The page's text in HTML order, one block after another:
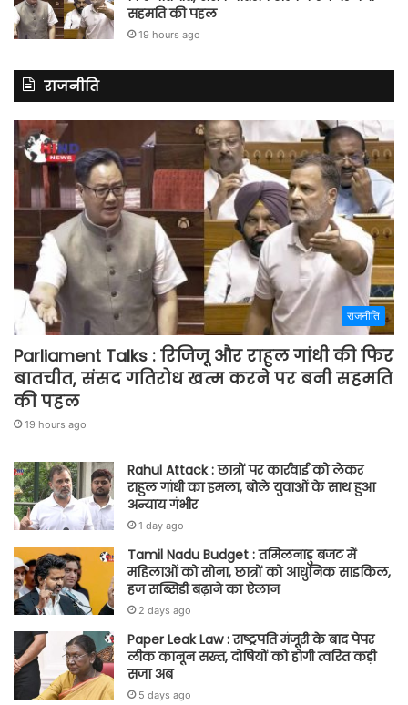
सहमति की पहल
19 hours ago
राजनीति
राजनीति
Parliament Talks : रिजिजू और राहुल गांधी की फिर
बातचीत, संसद गतिरोध खत्म करने पर बनी सहमति
की पहल
19 hours ago
Rahul Attack : छात्रों पर कार्रवाई को लेकर
राहुल गांधी का हमला, बोले युवाओं के साथ हुआ
अन्याय गंभीर
1 day ago
Tamil Nadu Budget : तमिलनाडु बजट में
महिलाओं को सोना, छात्रों को आधुनिक साइकिल,
हज सब्सिडी बढ़ाने का ऐलान
2 days ago
Paper Leak Law : राष्ट्रपति मंजूरी के बाद पेपर
लीक कानून सख्त, दोषियों को होगी त्वरित कड़ी
सजा अब
5 days ago